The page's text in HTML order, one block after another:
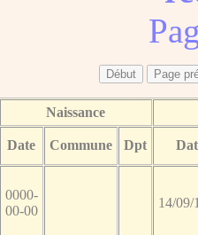
Naissance
Date Commune Dpt
0000-
00-00
14/09/